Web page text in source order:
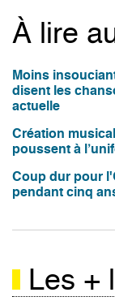
À lire
Moins
disent les
actuelle
Création
poussent à
Coup dur pour
pendant cinq
Les +